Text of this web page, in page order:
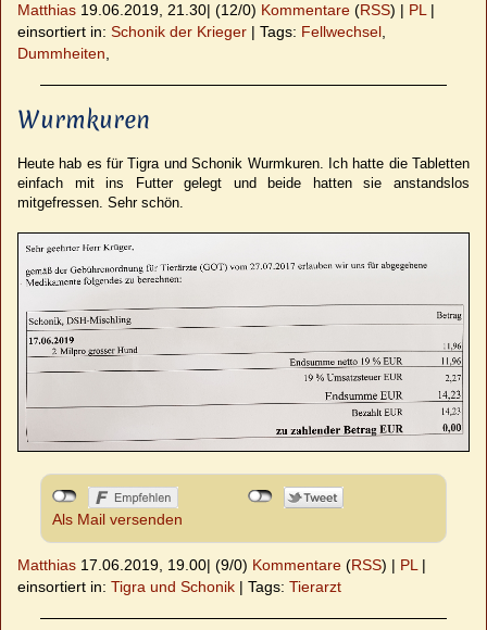
Matthias 19.06.2019, 21.30| (12/0) Kommentare (RSS) | PL|
einsortiert in: Schonik der Krieger | Tags: Fellwechsel,
Dummheiten,
Wurmkuren
Heute hab es für Tigra und Schonik Wurmkuren. Ich hatte die Tabletten
einfach mit ins Futter gelegt und beide hatten sie anstandslos
mitgefressen. Sehr schön.
Als Mail versenden
Matthias 17.06.2019, 19.00| (9/0) Kommentare (RSS) | PL |
einsortiert in: Tigra und Schonik | Tags: Tierarzt